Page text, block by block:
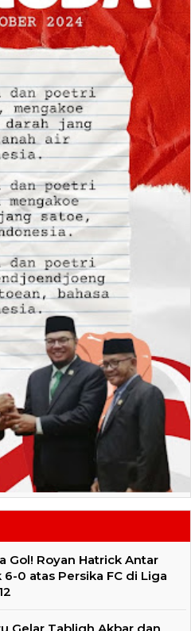
Gol! Royan Hatrick Antar
0 atas Persika FC di Liga